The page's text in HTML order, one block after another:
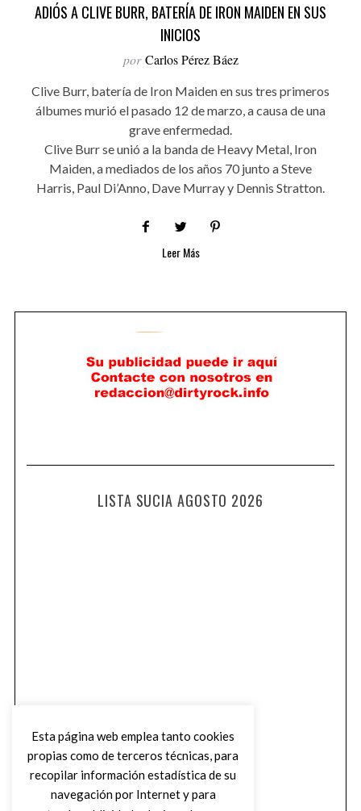
ADIÓS A CLIVE BURR, BATERÍA DE IRON MAIDEN EN SUS
INICIOS
por Carlos Pérez Báez
Clive Burr, batería de Iron Maiden en sus tres primeros
álbumes murió el pasado 12 de marzo, a causa de una
grave enfermedad.
Clive Burr se unió a la banda de Heavy Metal, Iron
Maiden, a mediados de los años 70 junto a Steve
Harris, Paul Di’Anno, Dave Murray y Dennis Stratton.
Leer Más
LISTA SUCIA AGOSTO 2026
Esta página web emplea tanto cookies
propias como de terceros técnicas, para
recopilar información estadística de su
navegación por Internet y para